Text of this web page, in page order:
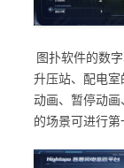
图扑软件的数
升压站、配电
动画、暂停动
的场景可进行第